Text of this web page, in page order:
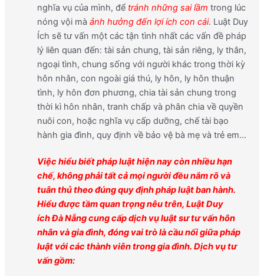
nghĩa vụ của mình, để tránh những sai lầm trong lúc
nóng vội mà ảnh hưởng đến lợi ích con cái. Luật Duy
Ích sẽ tư vấn một các tận tình nhất các vấn đề pháp
lý liên quan đến: tài sản chung, tài sản riêng, ly thân,
ngoại tình, chung sống với người khác trong thời kỳ
hôn nhân, con ngoài giá thú, ly hôn, ly hôn thuận
tình, ly hôn đơn phương, chia tài sản chung trong
thời kì hôn nhân, tranh chấp và phân chia về quyền
nuôi con, hoặc nghĩa vụ cấp dưỡng, chế tài bạo
hành gia đình, quy định về bảo vệ bà mẹ và trẻ em…
Việc hiểu biết pháp luật hiện nay còn nhiều hạn
chế, không phải tất cả mọi người đều nắm rõ và
tuân thủ theo đúng quy định pháp luật ban hành.
Hiểu được tầm quan trọng nêu trên, Luật Duy
íchĐà Nẵng cung cấpdịch vụ luật sư tư vấn hôn
nhân và gia đình, đóng vai trò là cầu nối giữa pháp
luật với các thành viên trong gia đình. Dịch vụ tư
vấn gồm: